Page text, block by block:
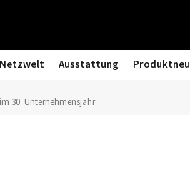
Netzwelt Ausstattung
30. Unternehmensjahr